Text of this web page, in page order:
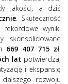
jakości, a dziś
. Skuteczność
rekordowe wyniki
skonsolidowane
669 407 715 zł
lat potwierdza,
i ekspansję
dalszego rozwoju